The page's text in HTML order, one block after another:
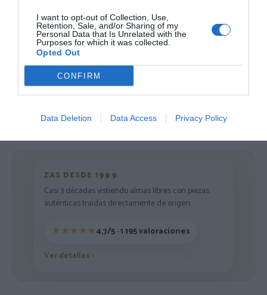
I want to opt-out of Collection, Use,
Retention, Sale, and/or Sharing of my
Personal Data that Is Unrelated with the
Purposes for which it was collected.
Opted Out
CONFIRM
Data Deletion Data Access Privacy Policy
ZAS DESDE 1999
Casi 3 décadas vistiendo almas libres con piezas
auténticas traídas directamente de origen.
4,7/5 · 1.195 valoraciones
Ver detalles ›